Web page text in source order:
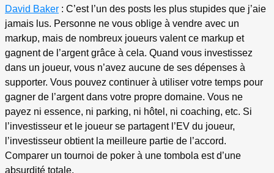
David Baker : C’est l’un des posts les plus stupides que j’aie
jamais lus. Personne ne vous oblige à vendre avec un
markup, mais de nombreux joueurs valent ce markup et
gagnent de l’argent grâce à cela. Quand vous investissez
dans un joueur, vous n’avez aucune de ses dépenses à
supporter. Vous pouvez continuer à utiliser votre temps pour
gagner de l’argent dans votre propre domaine. Vous ne
payez ni essence, ni parking, ni hôtel, ni coaching, etc. Si
l’investisseur et le joueur se partagent l’EV du joueur,
l’investisseur obtient la meilleure partie de l’accord.
Comparer un tournoi de poker à une tombola est d’une
absurdité totale.